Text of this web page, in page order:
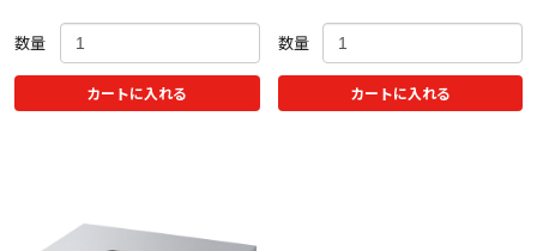
数量
カートに入れる
数量
カートに入れる